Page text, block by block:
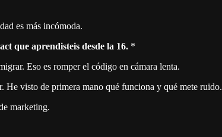
es más incómoda.
que aprendisteis desde la 16. *
Eso es romper el código en cámara lenta.
visto de primera mano qué funciona y qué mete ruido.
marketing.